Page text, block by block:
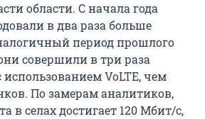
области. С начала года
в два раза больше
период прошлого
совершили в три раза
VoLTE, чем
По замерам аналитиков,
в селах достигает 120 Мбит/с,